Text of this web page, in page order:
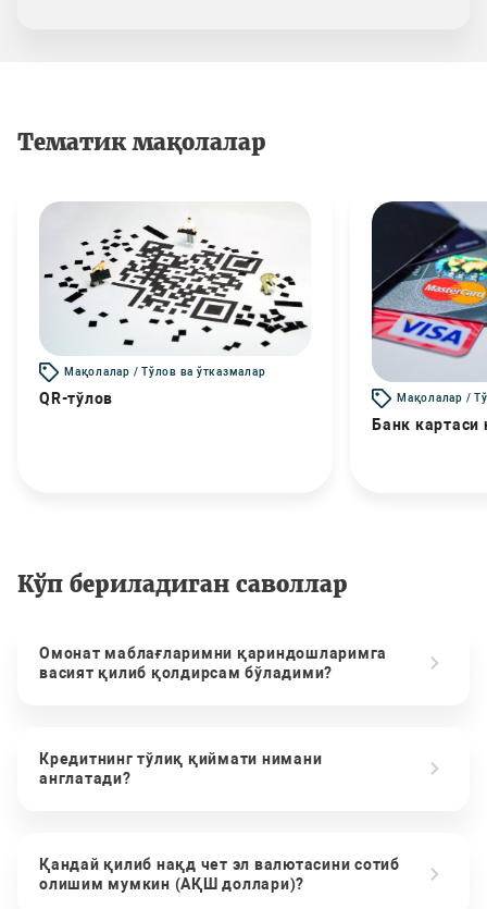
Тематик мақолалар
Мақолалар / Тўлов ва ўтказмалар
QR-тўлов Мақолалар /
Банк картаси
Кўп бериладиган саволлар
Омонат маблағларимни қариндошларимга
васият қилиб қолдирсам бўладими?
Кредитнинг тўлиқ қиймати нимани
англатади?
Қандай қилиб нақд чет эл валютасини сотиб
олишим мумкин (АҚШ доллари)?